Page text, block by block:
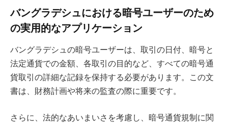
バングラデシュにおける暗号ユーザーのため
の実用的なアプリケーション
バングラデシュの暗号ユーザーは、取引の日付、暗号と
法定通貨での金額、各取引の目的など、すべての暗号通
貨取引の詳細な記録を保持する必要があります。この文
書は、財務計画や将来の監査の際に重要です。
さらに、法的なあいまいさを考慮し、暗号通貨規制に関